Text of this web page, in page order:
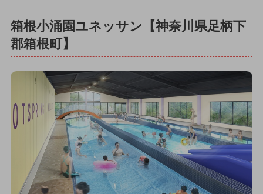
箱根小涌園ユネッサン【神奈川県足柄下
郡箱根町】